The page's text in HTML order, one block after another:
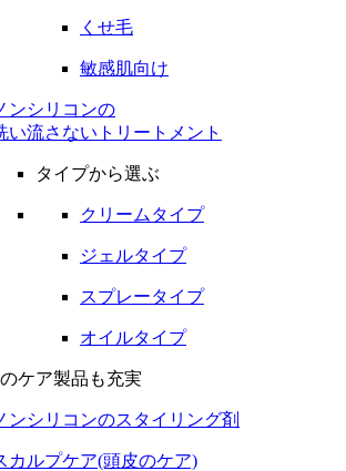
くせ毛
敏感肌向け
ンシリコンの
い流さないトリートメント
タイプから選ぶ
クリームタイプ
ジェルタイプ
スプレータイプ
オイルタイプ
ケア製品も充実
ンシリコンのスタイリング剤
カルプケア(頭皮のケア)